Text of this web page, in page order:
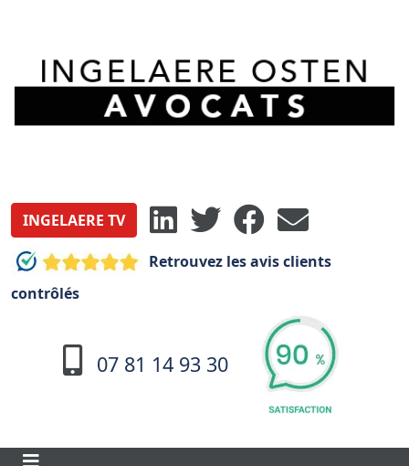
INGELAERE TV
Retrouvez les avis clients
contrôlés
07 81 14 93 30